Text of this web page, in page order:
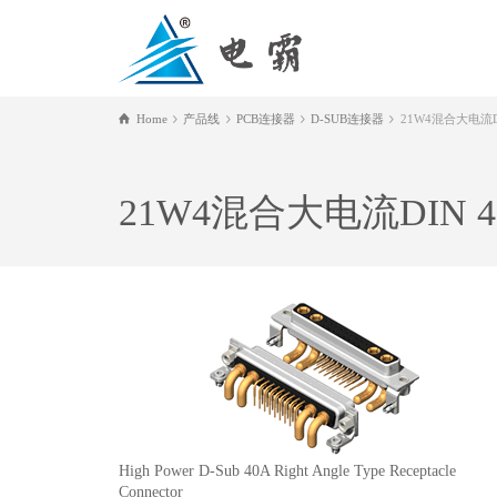
Home 产品线 PCB连接器 D-SUB连接器 21W4混合大电流
21W4混合大电流DIN
High Power D-Sub 40A Right Angle Type Receptacle
Connector